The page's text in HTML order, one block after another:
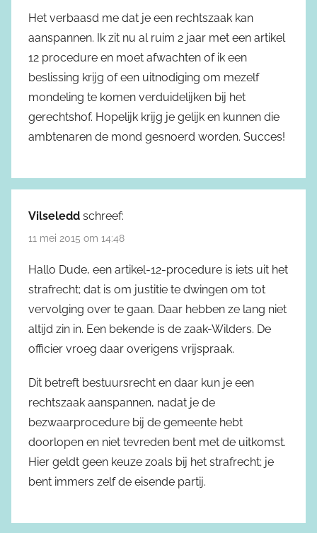
Het verbaasd me dat je een rechtszaak kan
aanspannen. Ik zit nu al ruim 2 jaar met een artikel
12 procedure en moet afwachten of ik een
beslissing krijg of een uitnodiging om mezelf
mondeling te komen verduidelijken bij het
gerechtshof. Hopelijk krijg je gelijk en kunnen die
ambtenaren de mond gesnoerd worden. Succes!
Vilseledd schreef:
11 mei 2015 om 14:48
Hallo Dude, een artikel-12-procedure is iets uit het
strafrecht; dat is om justitie te dwingen om tot
vervolging over te gaan. Daar hebben ze lang niet
altijd zin in. Een bekende is de zaak-Wilders. De
officier vroeg daar overigens vrijspraak.
Dit betreft bestuursrecht en daar kun je een
rechtszaak aanspannen, nadat je de
bezwaarprocedure bij de gemeente hebt
doorlopen en niet tevreden bent met de uitkomst.
Hier geldt geen keuze zoals bij het strafrecht; je
bent immers zelf de eisende partij.